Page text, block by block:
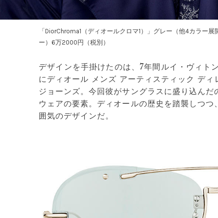
「DiorChroma1（ディオールクロマ1）」グレー（他4カラー
ー）6万2000円（税別）
デザインを手掛けたのは、7年間ルイ・ヴィ
にディオール メンズ アーティスティック ディ
ジョーンズ。今回彼がサングラスに盛り込ん
ウェアの要素。ディオールの歴史を踏襲しつ
囲気のデザインだ。